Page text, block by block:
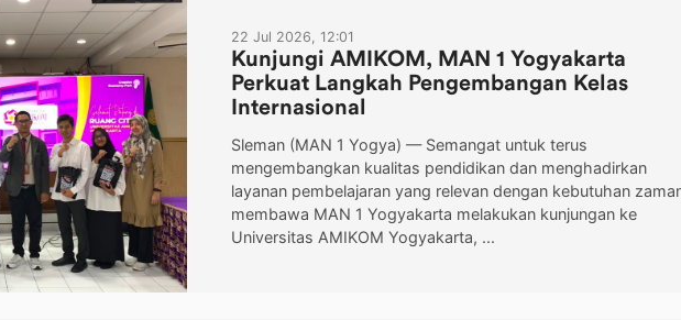
22 Jul 2026, 12:01
Kunjungi AMIKOM, MAN 1 Yogyakarta
Perkuat Langkah Pengembangan Kelas
Internasional
Sleman (MAN 1 Yogya) — Semangat untuk terus
mengembangkan kualitas pendidikan dan menghadirkan
layanan pembelajaran yang relevan dengan kebutuhan
membawa MAN 1 Yogyakarta melakukan kunjungan ke
Universitas AMIKOM Yogyakarta, ...